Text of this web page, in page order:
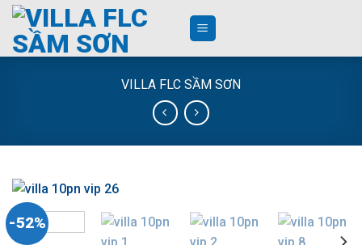
Skip
content
VILLA FLC SẦM SƠN
-52%